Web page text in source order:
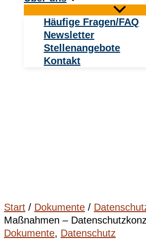
Häufige Fragen/FAQ
Newsletter
Stellenangebote
Kontakt
Start / Dokumente /
Maßnahmen –
Dokumente, Datenschutz